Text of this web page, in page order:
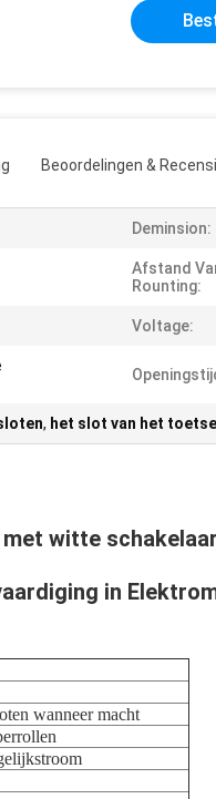
Beoordelingen &
Deminsion:
Afstand
Rounting:
Voltage:
, het slot van het
witte
in
wanneer macht